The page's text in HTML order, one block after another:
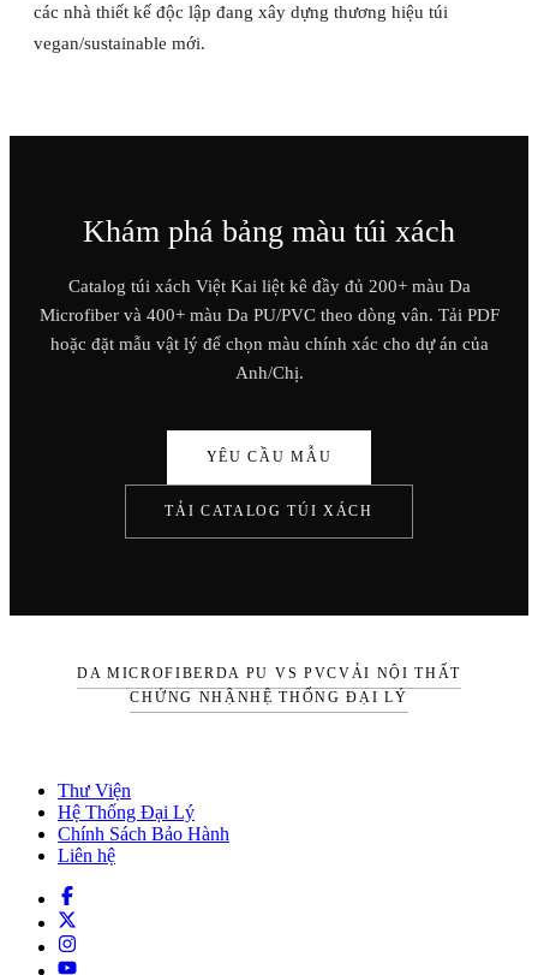
các nhà thiết kế độc lập đang xây dựng thương hiệu túi
vegan/sustainable mới.
Khám phá bảng màu túi xách
Catalog túi xách Việt Kai liệt kê đầy đủ 200+ màu Da
Microfiber và 400+ màu Da PU/PVC theo dòng vân. Tải PDF
hoặc đặt mẫu vật lý để chọn màu chính xác cho dự án của
Anh/Chị.
YÊU CẦU MẪU
TẢI CATALOG TÚI XÁCH
DA MICROFIBER DA PU VS PVCVẢI NỘI THẤT
CHỨNG NHẬNHỆ THỐNG ĐẠI LÝ
Thư Viện
Hệ Thống Đại Lý
Chính Sách Bảo Hành
Liên hệ